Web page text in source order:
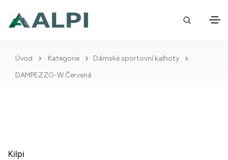
Úvod Kategorie
Dámské sportovní kalhoty
DAMPEZZO-W Červená
Kilpi